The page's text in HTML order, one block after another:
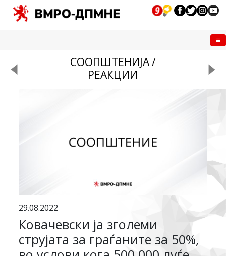
СООПШТЕНИЈА /
РЕАКЦИИ
29.08.2022
Ковачевски ја зголеми
струјата за граѓаните за 50%,